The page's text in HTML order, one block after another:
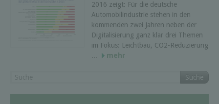
2016 zeigt: Für die deutsche
Automobilindustrie stehen in den
kommenden zwei Jahren neben der
Digitalisierung ganz klar drei Themen
im Fokus: Leichtbau, CO2-Reduzierung
...
mehr
Suche